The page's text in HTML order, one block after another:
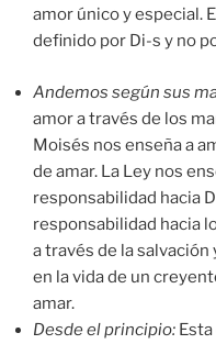
amor único y especial.
definido por Di-s y no
Andemos según sus
amor a través de los
Moisés nos enseña a
de amar. La Ley nos
responsabilidad hacia
responsabilidad hacia
a través de la
en la vida de un
amar.
Desde el principio: